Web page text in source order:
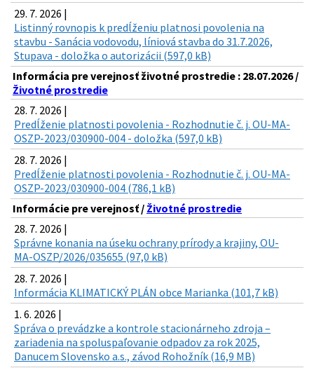
29. 7. 2026 |
Listinný rovnopis k predĺženiu platnosi povolenia na
stavbu - Sanácia vodovodu, líniová stavba do 31.7.2026,
Stupava - doložka o autorizácii (597,0 kB)
Informácia pre verejnosť životné prostredie : 28.07.2026 /
Životné prostredie
28. 7. 2026 |
Predĺženie platnosti povolenia - Rozhodnutie č. j. OU-MA-
OSZP-2023/030900-004 - doložka (597,0 kB)
28. 7. 2026 |
Predĺženie platnosti povolenia - Rozhodnutie č. j. OU-MA-
OSZP-2023/030900-004 (786,1 kB)
Informácie pre verejnosť / Životné prostredie
28. 7. 2026 |
Správne konania na úseku ochrany prírody a krajiny, OU-
MA-OSZP/2026/035655 (97,0 kB)
28. 7. 2026 |
Informácia KLIMATICKÝ PLÁN obce Marianka (101,7 kB)
1. 6. 2026 |
Správa o prevádzke a kontrole stacionárneho zdroja –
zariadenia na spoluspaľovanie odpadov za rok 2025,
Danucem Slovensko a.s., závod Rohožník (16,9 MB)